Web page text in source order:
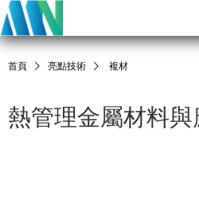
首頁 亮點技術 複材
熱管理金屬材料與